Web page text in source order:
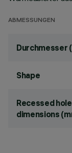
ABMESSUNGEN
Durchmesser
Shape
Recessed hole
dimensions